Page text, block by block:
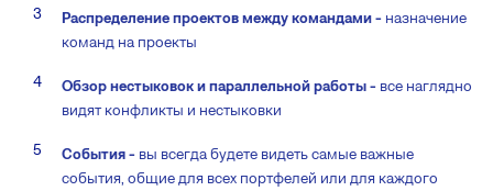
Распределение проектов между командами - назначение
команд на проекты
Обзор нестыковок и параллельной работы - все наглядно
видят конфликты и нестыковки
События - вы всегда будете видеть самые важные
события, общие для всех портфелей или для каждого